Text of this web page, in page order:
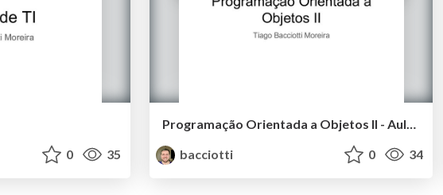
0 35
Programação Orientada a Objetos II - Aula 2
bacciotti
0 34